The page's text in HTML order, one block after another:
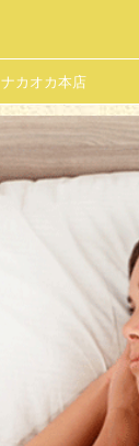
ナカオカ本店